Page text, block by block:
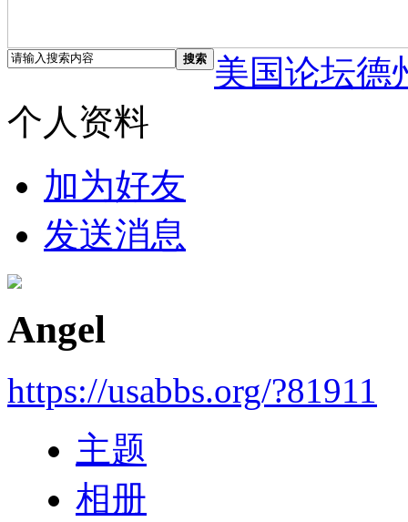
搜索
美国论坛德
个人资料
加为好友
发送消息
Angel
https://usabbs.org/?81911
主题
相册